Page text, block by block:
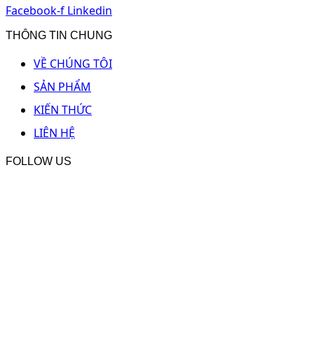
Facebook-f Linkedin
THÔNG TIN CHUNG
VỀ CHÚNG TÔI
SẢN PHẨM
KIẾN THỨC
LIÊN HỆ
FOLLOW US